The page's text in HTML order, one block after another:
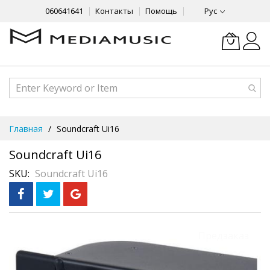
060641641 Контакты Помощь Рус
Content
Главная Soundcraft Ui16
Soundcraft Ui16
SKU Soundcraft Ui16
the